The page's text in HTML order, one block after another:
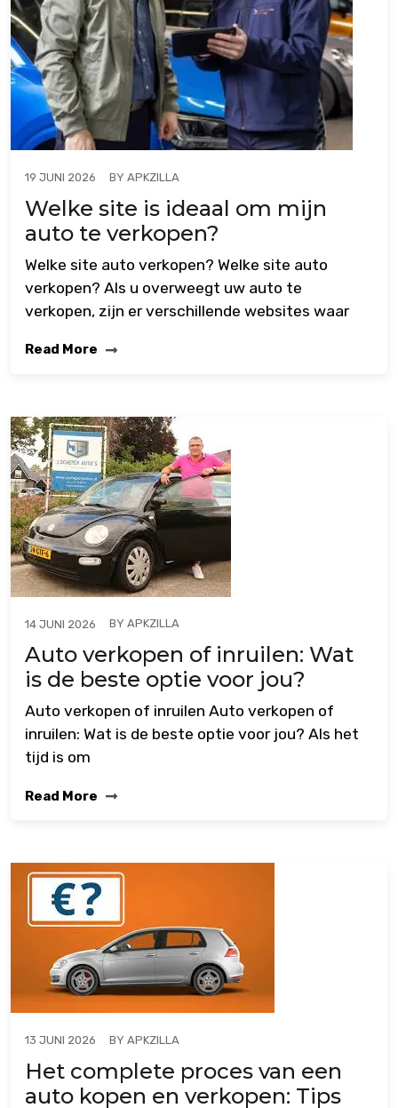
19 JUNI 2026 BY APKZILLA
Welke site is ideaal om mijn
auto te verkopen?
Welke site auto verkopen? Welke site auto
verkopen? Als u overweegt uw auto te
verkopen, zijn er verschillende websites waar
Read More
14 JUNI 2026 BY APKZILLA
Auto verkopen of inruilen: Wat
is de beste optie voor jou?
Auto verkopen of inruilen Auto verkopen of
inruilen: Wat is de beste optie voor jou? Als het
tijd is om
Read More
13 JUNI 2026 BY APKZILLA
Het complete proces van een
auto kopen en verkopen: Tips